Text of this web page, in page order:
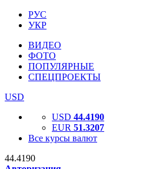
РУС
УКР
ВИДЕО
ФОТО
ПОПУЛЯРНЫЕ
СПЕЦПРОЕКТЫ
USD
USD 44.4190
EUR 51.3207
Все курсы валют
44.4190